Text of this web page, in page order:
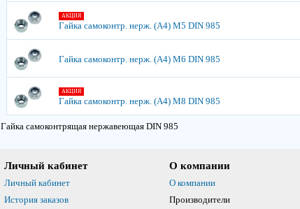
АКЦИЯ
Гайка самоконтр. нерж. (А4) М5 DIN 985
Гайка самоконтр. нерж. (А4) М6 DIN 985
АКЦИЯ
Гайка самоконтр. нерж. (А4) М8 DIN 985
Гайка самоконтрящая нержавеющая DIN 985
Личный кабинет
Личный кабинет
История заказов
О компании
О компании
Производители